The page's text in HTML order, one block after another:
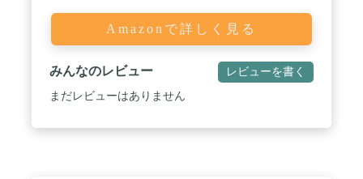
Amazonで詳しく見る
みんなのレビュー レビューを書く
まだレビューはありません